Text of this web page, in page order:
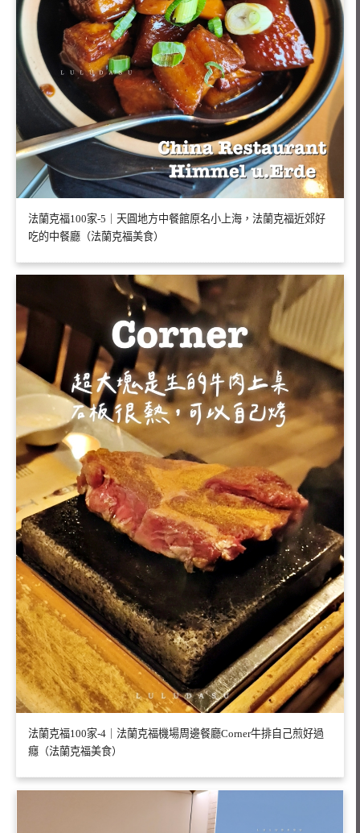
法蘭克福100家-5｜天圓地方中餐館原名小上海，法蘭克福近郊好
吃的中餐廳（法蘭克福美食）
法蘭克福100家-4｜法蘭克福機場周邊餐廳Corner牛排自己煎好過
癮（法蘭克福美食）